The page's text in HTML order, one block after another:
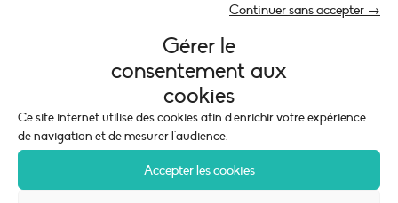
Gérer le
consentement aux
cookies
Ce site internet utilise des cookies afin d'enrichir votre expérience
de navigation et de mesurer l'audience.
Accepter les cookies
Continuer sans accepter →
Mentions légales
Politique de cookies (UE)